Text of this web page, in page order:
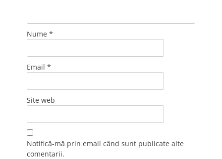
Nume *
Email *
Site web
Notifică-mă prin email când sunt publicate alte
comentarii.